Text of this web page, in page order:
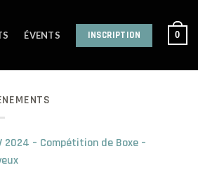
ÉVENTS INSCRIPTION 0
2024 – Compétition de Boxe –